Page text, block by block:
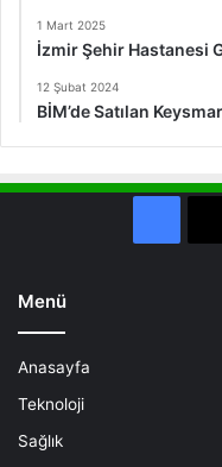
1 Mart 2025
İzmir Şehir Hastanesi
12 Şubat 2024
BİM’de Satılan
Menü
Anasayfa
Teknoloji
Sağlık